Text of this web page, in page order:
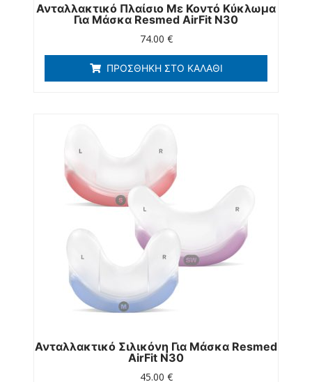
Ανταλλακτικό Πλαίσιο Με Κοντό Κύκλωμα
Για Μάσκα Resmed AirFit Ν30
74.00 €
ΠΡΟΣΘΉΚΗ ΣΤΟ ΚΑΛΆΘΙ
Ανταλλακτικό Σιλικόνη Για Μάσκα Resmed
AirFit Ν30
45.00 €